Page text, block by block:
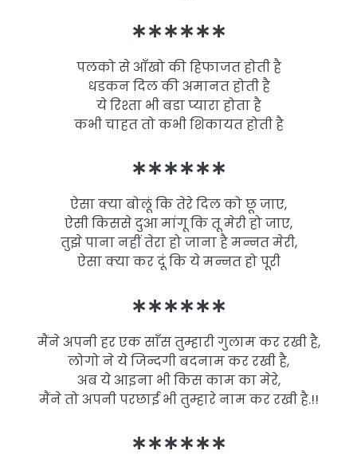
∗∗∗∗∗∗
पलको से आँखो की हिफाजत होती है
धडकन दिल की अमानत होती है
ये रिश्ता भी बडा प्यारा होता है
कभी चाहत तो कभी शिकायत होती है
∗∗∗∗∗∗
ऐसा क्या बोलूं कि तेरे दिल को छू जाए,
ऐसी किससे दुआ मांगू कि तू मेरी हो जाए,
तुझे पाना नहीं तेरा हो जाना है मन्नत मेरी,
ऐसा क्या कर दूं कि ये मन्नत हो पूरी
∗∗∗∗∗∗
मैंने अपनी हर एक साँस तुम्हारी गुलाम कर रखी है,
लोगो ने ये जिन्दगी बदनाम कर रखी है,
अब ये आइना भी किस काम का मेरे,
मैंने तो अपनी परछाई भी तुम्हारे नाम कर रखी है.!!
∗∗∗∗∗∗